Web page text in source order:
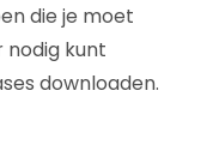
die je moet
kunt
downloaden.